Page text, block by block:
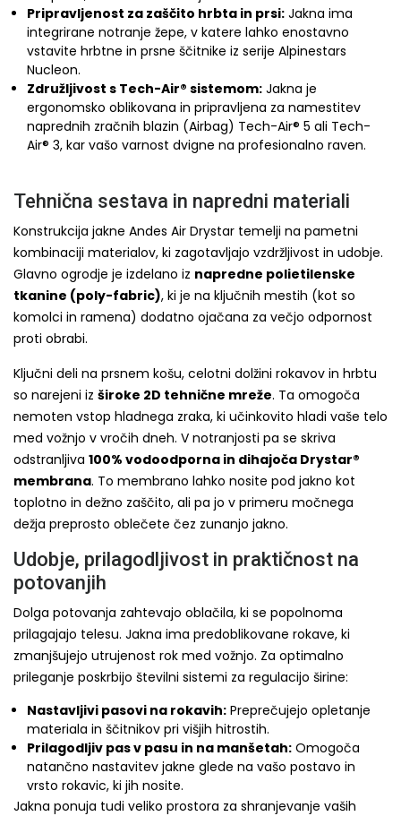
Pripravljenost za zaščito hrbta in prsi: Jakna ima
integrirane notranje žepe, v katere lahko enostavno
vstavite hrbtne in prsne ščitnike iz serije Alpinestars
Nucleon.
Združljivost s Tech-Air® sistemom: Jakna je
ergonomsko oblikovana in pripravljena za namestitev
naprednih zračnih blazin (Airbag) Tech-Air® 5 ali Tech-
Air® 3, kar vašo varnost dvigne na profesionalno raven.
Tehnična sestava in napredni materiali
Konstrukcija jakne Andes Air Drystar temelji na pametni
kombinaciji materialov, ki zagotavljajo vzdržljivost in udobje.
Glavno ogrodje je izdelano iz napredne polietilenske
tkanine (poly-fabric), ki je na ključnih mestih (kot so
komolci in ramena) dodatno ojačana za večjo odpornost
proti obrabi.
Ključni deli na prsnem košu, celotni dolžini rokavov in hrbtu
so narejeni iz široke 2D tehnične mreže. Ta omogoča
nemoten vstop hladnega zraka, ki učinkovito hladi vaše telo
med vožnjo v vročih dneh. V notranjosti pa se skriva
odstranljiva 100% vodoodporna in dihajoča Drystar®
membrana. To membrano lahko nosite pod jakno kot
toplotno in dežno zaščito, ali pa jo v primeru močnega
dežja preprosto oblečete čez zunanjo jakno.
Udobje, prilagodljivost in praktičnost na
potovanjih
Dolga potovanja zahtevajo oblačila, ki se popolnoma
prilagajajo telesu. Jakna ima predoblikovane rokave, ki
zmanjšujejo utrujenost rok med vožnjo. Za optimalno
prileganje poskrbijo številni sistemi za regulacijo širine:
Nastavljivi pasovi na rokavih: Preprečujejo opletanje
materiala in ščitnikov pri višjih hitrostih.
Prilagodljiv pas v pasu in na manšetah: Omogoča
natančno nastavitev jakne glede na vašo postavo in
vrsto rokavic, ki jih nosite.
Jakna ponuja tudi veliko prostora za shranjevanje vaših